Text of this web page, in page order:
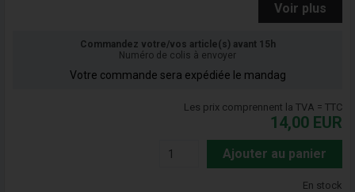
Voir plus
Commandez votre/vos article(s) avant 15h
Numéro de colis à envoyer
Votre commande sera expédiée le mandag
Les prix comprennent la TVA = TTC
14,00 EUR
Ajouter au panier
En stock